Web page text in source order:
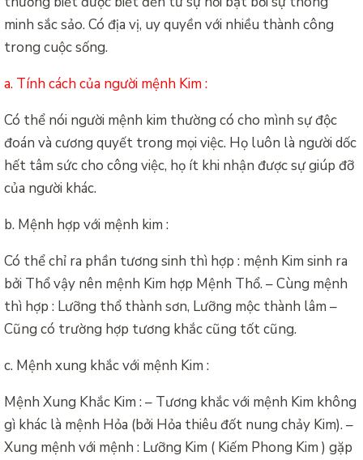
minh sắc sảo. Có địa vị, uy quyền với nhiều thành công
trong cuộc sống.
a. Tính cách của người mệnh Kim :
Có thể nói người mệnh kim thường có cho mình sự độc
đoán và cương quyết trong mọi việc. Họ luôn là người dốc
hết tâm sức cho công việc, họ ít khi nhận được sự giúp đỡ
của người khác.
b. Mệnh hợp với mệnh kim :
Có thể chỉ ra phần tương sinh thì hợp : mệnh Kim sinh ra
bởi Thổ vậy nên mệnh Kim hợp Mệnh Thổ. – Cùng mệnh
thì hợp : Lưỡng thổ thành sơn, Lưỡng mộc thành lâm –
Cũng có trường hợp tương khắc cũng tốt cũng.
c. Mệnh xung khắc với mệnh Kim :
Mệnh Xung Khắc Kim : – Tương khắc với mệnh Kim không
gì khác là mệnh Hỏa (bởi Hỏa thiêu đốt nung chảy Kim). –
Xung mệnh với mệnh : Lưỡng Kim ( Kiếm Phong Kim ) gặp